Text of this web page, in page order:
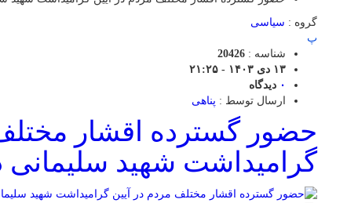
گروه : سیاسی
پ
شناسه : 20426
۱۳ دی ۱۴۰۳ - ۲۱:۲۵
۰ دیدگاه
ارسال توسط : پناهی
حضور گسترده اقشار
گرامیداشت شهید سلیمانی